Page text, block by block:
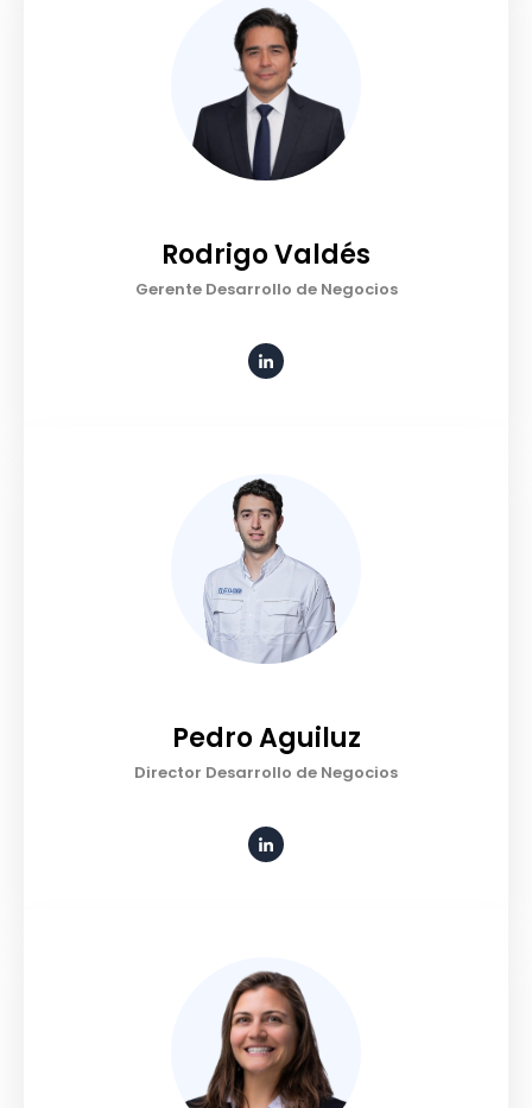
Rodrigo Valdés
Gerente Desarrollo de Negocios
Pedro Aguiluz
Director Desarrollo de Negocios